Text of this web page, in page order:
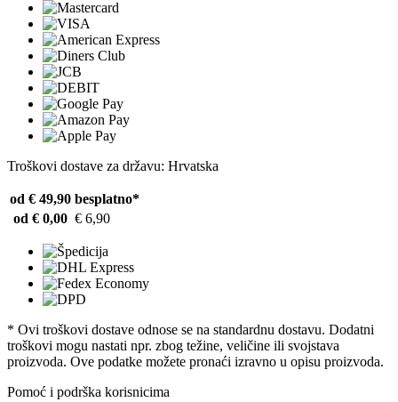
Troškovi dostave za državu: Hrvatska
od € 49,90 besplatno*
od € 0,00 € 6,90
* Ovi troškovi dostave odnose se na standardnu ​​dostavu. Dodatni
troškovi mogu nastati npr. zbog težine, veličine ili svojstava
proizvoda. Ove podatke možete pronaći izravno u opisu proizvoda.
Pomoć i podrška korisnicima